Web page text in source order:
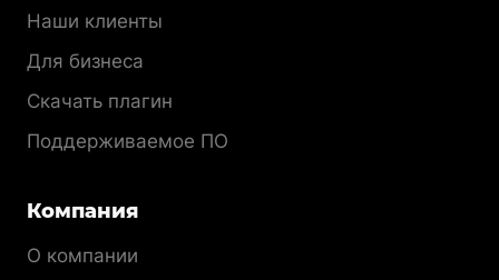
Наши клиенты
Для бизнеса
Скачать плагин
Поддерживаемое ПО
Компания
О компании